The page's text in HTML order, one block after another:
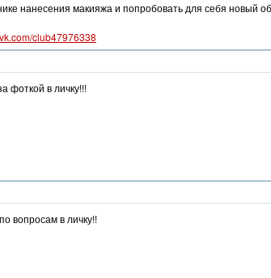
нанесения макияжа и попробовать для себя новый
club47976338
в личку!!!
вопросам в личку!!